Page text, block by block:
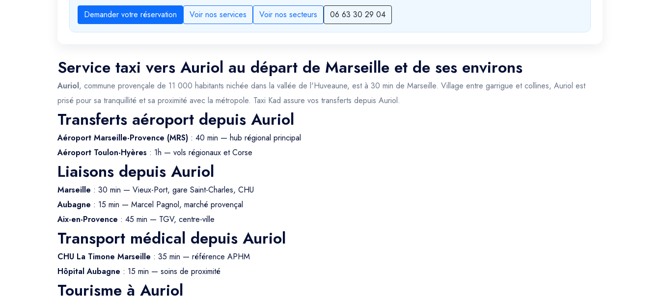
Demander votre réservation
Voir nos services Voir nos secteurs 06 63 30 29 04
Service taxi vers Auriol au départ de Marseille et de ses environs
Auriol, commune provençale de 11 000 habitants nichée dans la vallée de l'Huveaune, est à 30 min de Marseille. Village entre garrigue et collines, Auriol est
prisé pour sa tranquillité et sa proximité avec la métropole. Taxi Kad assure vos transferts depuis Auriol.
Transferts aéroport depuis Auriol
Aéroport Marseille-Provence (MRS) : 40 min — hub régional principal
Aéroport Toulon-Hyères : 1h — vols régionaux et Corse
Liaisons depuis Auriol
Marseille : 30 min — Vieux-Port, gare Saint-Charles, CHU
Aubagne : 15 min — Marcel Pagnol, marché provençal
Aix-en-Provence : 45 min — TGV, centre-ville
Transport médical depuis Auriol
CHU La Timone Marseille : 35 min — référence APHM
Hôpital Aubagne : 15 min — soins de proximité
Tourisme à Auriol